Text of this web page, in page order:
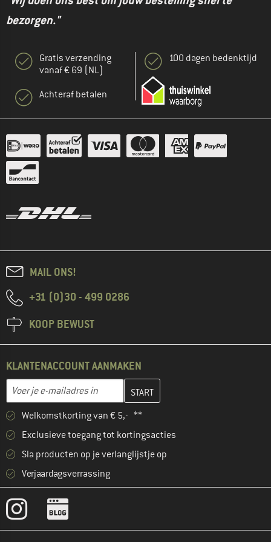
bezorgen."
Gratis verzending
vanaf € 69 (NL)
Achteraf betalen
100 dagen bedenktijd
MAIL ONS!
+31 (0)30 - 499 0286
KOOP BEWUST
KLANTENACCOUNT AANMAKEN
E-mailadres
Vul je e-mailadres hier in en maak in de volgende stap je
Welkomstkorting van € 5,- **
Exclusieve toegang tot kortingsacties
Sla producten op je verlanglijstje op
Verjaardagsverrassing